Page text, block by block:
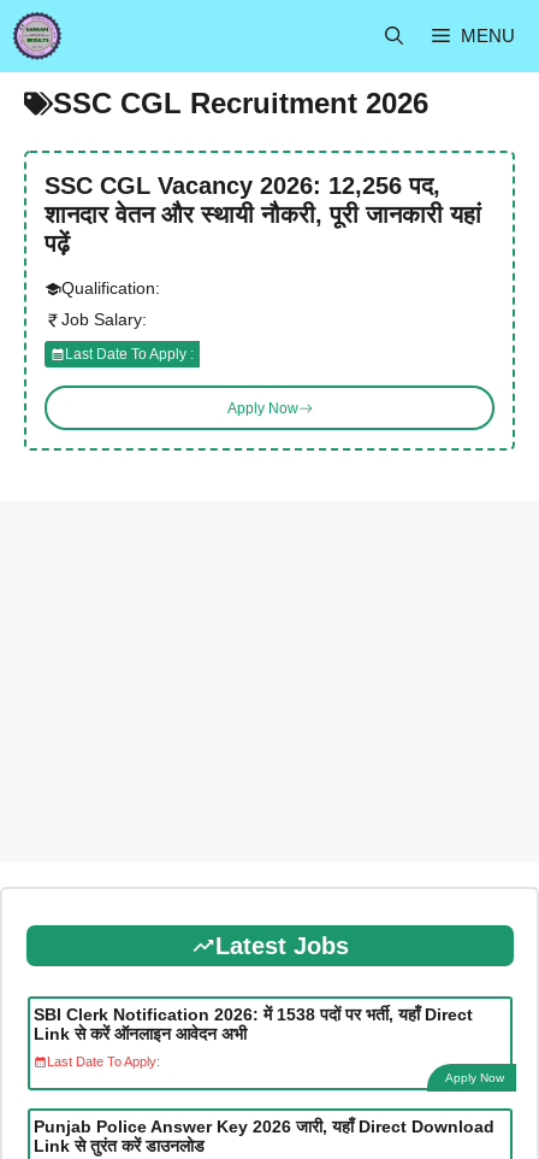
Skip
to
content
MENU
SSC CGL Recruitment 2026
SSC CGL Vacancy 2026: 12,256 पद,
शानदार वेतन और स्थायी नौकरी, पूरी जानकारी यहां
पढ़ें
Qualification:
Job Salary:
Last Date To Apply :
Apply Now
Latest Jobs
SBI Clerk Notification 2026: में 1538 पदों पर भर्ती, यहाँ Direct
Link से करें ऑनलाइन आवेदन अभी
Last Date To Apply:
Apply Now
Punjab Police Answer Key 2026 जारी, यहाँ Direct Download
Link से तुरंत करें डाउनलोड